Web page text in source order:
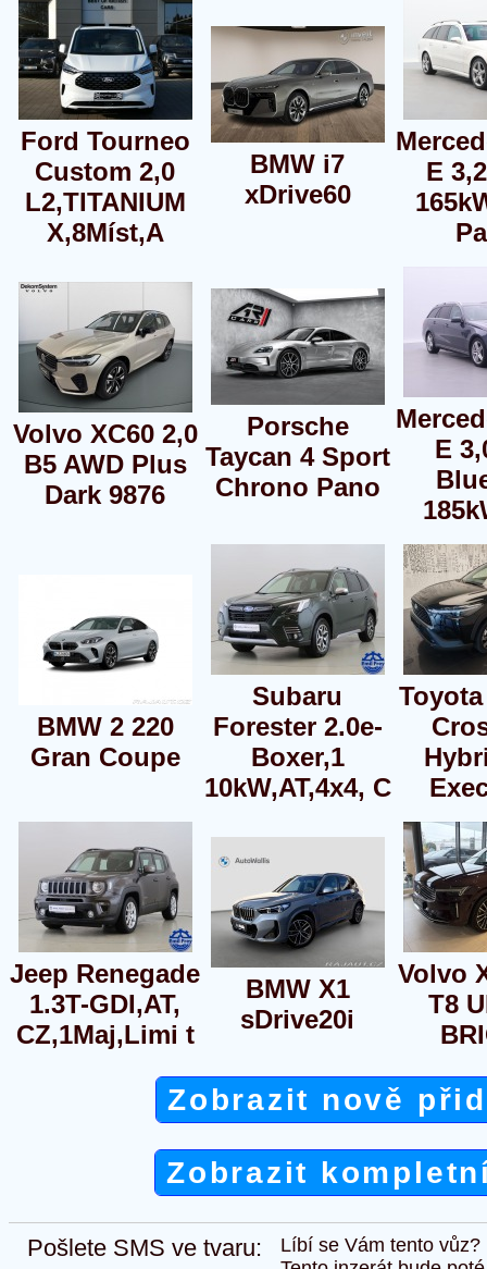
Ford Tourneo
Custom 2,0
L2,TITANIUM
X,8Míst,A
BMW i7
xDrive60
E
Volvo XC60 2,0
B5 AWD Plus
Dark 9876
Porsche
Taycan 4 Sport
Chrono Pano
E
BMW 2 220
Gran Coupe
Subaru
Forester 2.0e-
Boxer,1
10kW,AT,4x4, C
Jeep Renegade
1.3T-GDI,AT,
CZ,1Maj,Limi t
BMW X1
sDrive20i
Volvo
T8
Zobrazit nově
Zobrazit
Pošlete SMS ve tvaru:
Líbí se Vám tento